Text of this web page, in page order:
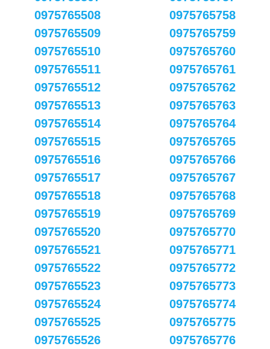
0975765508
0975765509
0975765510
0975765511
0975765512
0975765513
0975765514
0975765515
0975765516
0975765517
0975765518
0975765519
0975765520
0975765521
0975765522
0975765523
0975765524
0975765525
0975765526
0975765758
0975765759
0975765760
0975765761
0975765762
0975765763
0975765764
0975765765
0975765766
0975765767
0975765768
0975765769
0975765770
0975765771
0975765772
0975765773
0975765774
0975765775
0975765776